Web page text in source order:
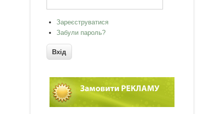
Зареєструватися
Забули пароль?